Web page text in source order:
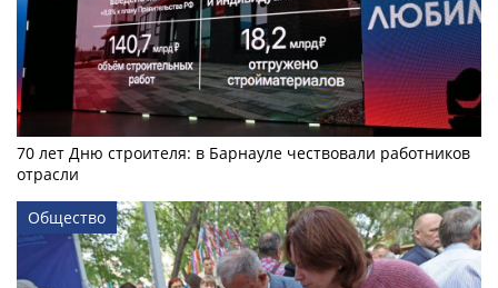
70 лет Дню строителя: в Барнауле чествовали работников
отрасли
Общество